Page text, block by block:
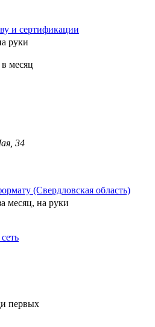
и сертификации
руки
месяц
34
(Свердловская область)
месяц, на руки
первых